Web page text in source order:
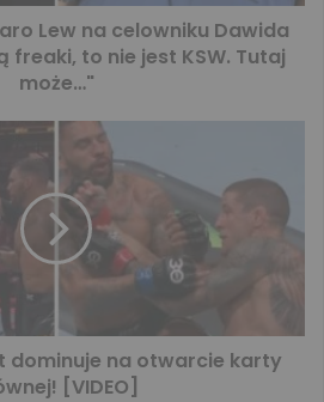
Lew na celowniku Dawida
freaki, to nie jest KSW. Tutaj
może…"
dominuje na otwarcie karty
[VIDEO]